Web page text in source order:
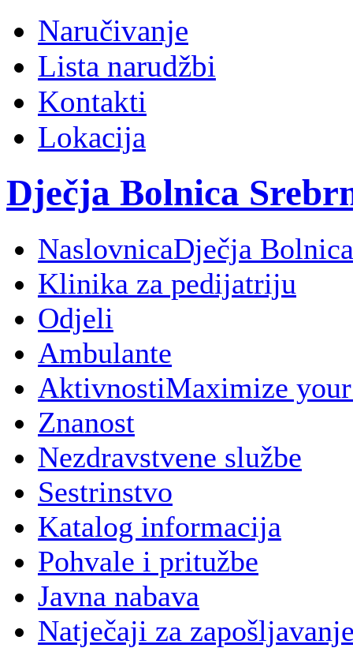
Naručivanje
Lista narudžbi
Kontakti
Lokacija
Dječja Bolnica
NaslovnicaDječja
Klinika za pedijatriju
Odjeli
Ambulante
AktivnostiMaximize
Znanost
Nezdravstvene službe
Sestrinstvo
Katalog informacija
Pohvale i pritužbe
Javna nabava
Natječaji za